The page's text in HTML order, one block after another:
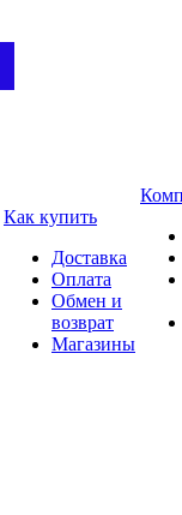
Как купить
Доставка
Оплата
Обмен и
возврат
Магазины